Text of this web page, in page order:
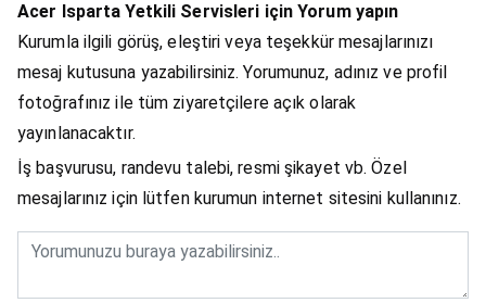
Acer Isparta Yetkili Servisleri için Yorum yapın
Kurumla ilgili görüş, eleştiri veya teşekkür mesajlarınızı
mesaj kutusuna yazabilirsiniz. Yorumunuz, adınız ve profil
fotoğrafınız ile tüm ziyaretçilere açık olarak
yayınlanacaktır.
İş başvurusu, randevu talebi, resmi şikayet vb. Özel
mesajlarınız için lütfen kurumun internet sitesini kullanınız.